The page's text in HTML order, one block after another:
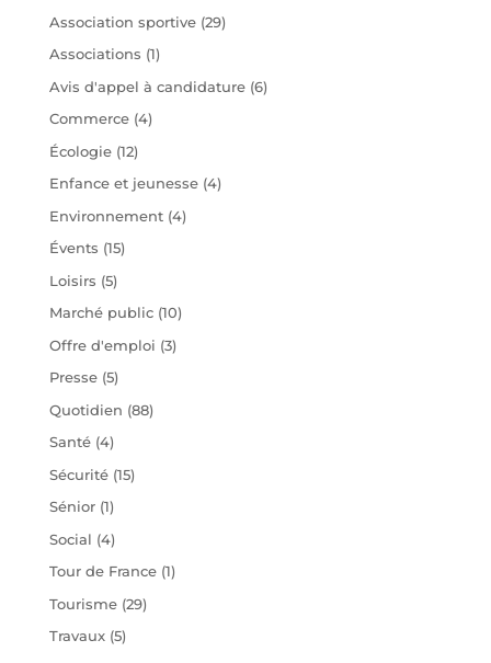
Association sportive(29)
Associations (1)
Avis d'appel à candidature(6)
Commerce(4)
Écologie(12)
Enfance et jeunesse(4)
Environnement(4)
Évents (15)
Loisirs (5)
Marché public(10)
Offre d'emploi (3)
Presse(5)
Quotidien (88)
Santé(4)
Sécurité(15)
Sénior(1)
Social (4)
Tour de France(1)
Tourisme(29)
Travaux(5)